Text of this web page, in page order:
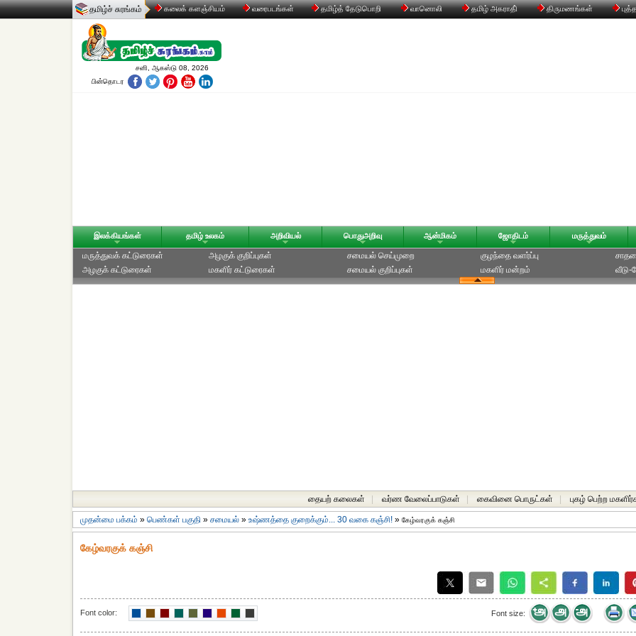
தமிழ்ச் சுரங்கம் கலைக் களஞ்சியம் வரைபடங்கள் தமிழ்த் தேடுபொறி வானொலி தமிழ் அகராதி் திருமணங்கள்
சனி, ஆகஸ்டு 08, 2026
பின்தொடர
இலக்கியங்கள் தமிழ் உலகம் அறிவியல் பொதுஅறிவு ஆன்மிகம் ஜோதிடம் மருத்துவம்
மருத்துவக் கட்டுரைகள்
அழகுக் கட்டுரைகள்
அழகுக் குறிப்புகள்
மகளிர் கட்டுரைகள்
சமையல் செய்முறை
சமையல் குறிப்புகள்
குழந்தை வளர்ப்பு
மகளிர் மன்றம்
வீடு-
தையற் கலைகள் வர்ண வேலைப்பாடுகள் கைவினை பொருட்கள் புகழ் பெற்ற
முதன்மை பக்கம் » பெண்கள் பகுதி » சமையல் » உஷ்ணத்தை குறைக்கும்... 30 வகை கஞ்சி! » கேழ்வரகுக் கஞ்சி
கேழ்வரகுக் கஞ்சி
Font color: Font size: